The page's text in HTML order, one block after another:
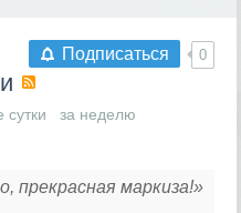
Подписаться 0
сутки
за неделю
прекрасная маркиза!»